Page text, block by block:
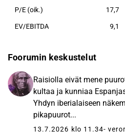
P/E (oik.) 17,7
EV/EBITDA 9,1
Foorumin keskustelut
Raisiolla eivät mene
kultaa ja kunniaa
Yhdyn iberialaiseen
pikapuurot...
13.7.2026 klo 11.34-